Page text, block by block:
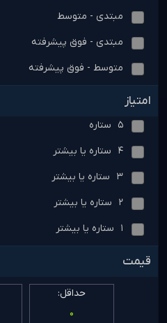
مبتدی - متوسط
مبتدی - فوق پیشرفته
متوسط - فوق پیشرفته
امتیاز
5 ستاره
4 ستاره یا بیشتر
3 ستاره یا بیشتر
2 ستاره یا بیشتر
1 ستاره یا بیشتر
قیمت
حداقل: